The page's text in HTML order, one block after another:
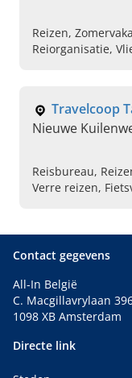
Reizen,
Reiorganisatie,
Travelcoop
Nieuwe
Reisbureau,
Verre reizen,
Contact gegevens
All-In België
C. Macgillavrylaan
1098 XB Amsterdam
Directe link